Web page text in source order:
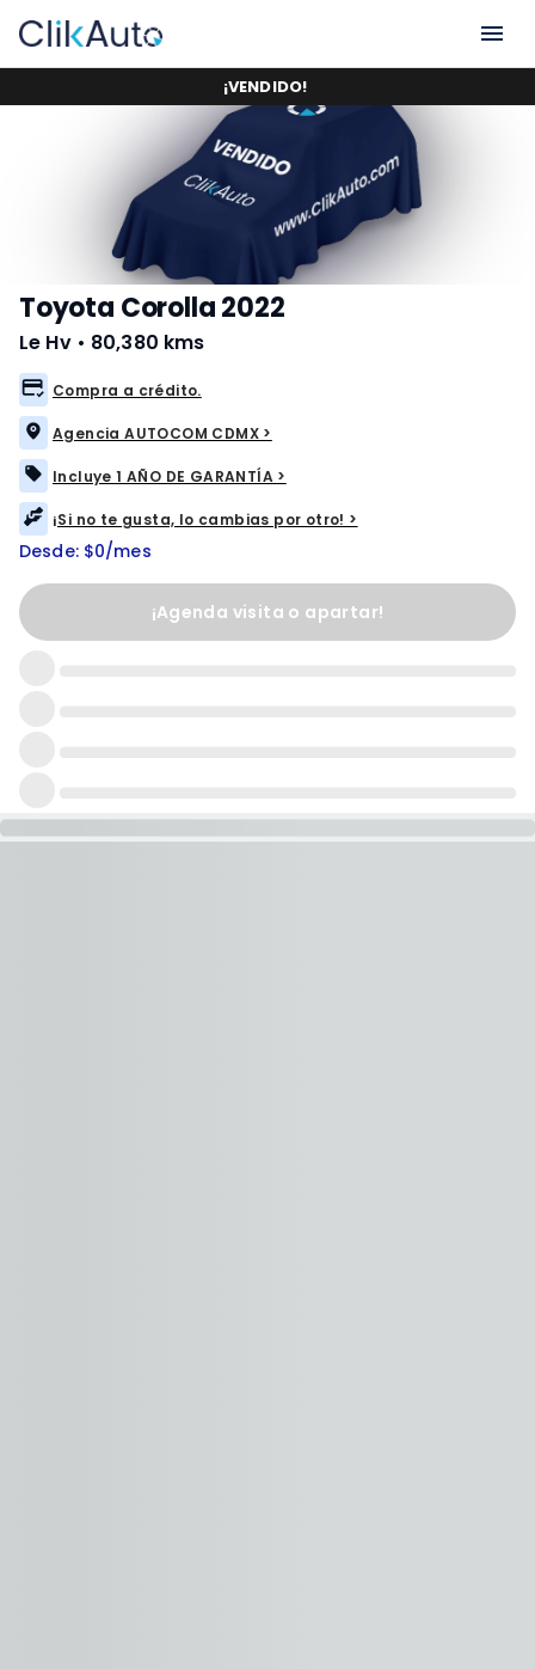
¡VENDIDO!
Toyota Corolla 2022
Le Hv • 80,380 kms
Compra a crédito.
Agencia AUTOCOM CDMX >
Incluye 1 AÑO DE GARANTÍA >
¡Si no te gusta, lo cambias por otro! >
Desde: $0/mes
¡Agenda visita o apartar!